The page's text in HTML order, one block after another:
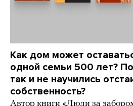
Как дом может
одной семьи 500 лет?
так и не научились
собственность?
Автор книги «Люди за